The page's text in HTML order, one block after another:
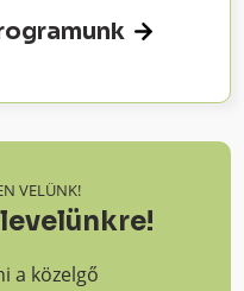
VELÜNK!
a közelgő